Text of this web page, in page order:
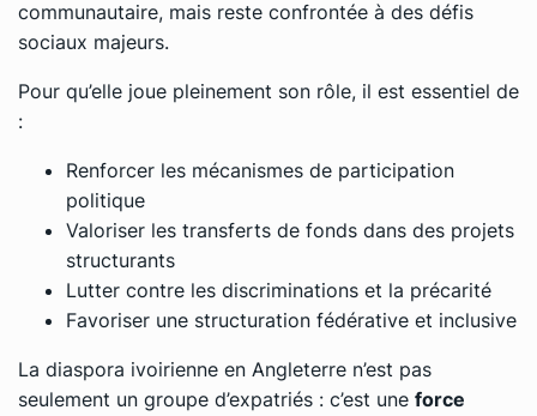
communautaire, mais reste confrontée à des défis
sociaux majeurs.
Pour qu’elle joue pleinement son rôle, il est essentiel de
:
Renforcer les mécanismes de participation
politique
Valoriser les transferts de fonds dans des projets
structurants
Lutter contre les discriminations et la précarité
Favoriser une structuration fédérative et inclusive
La diaspora ivoirienne en Angleterre n’est pas
seulement un groupe d’expatriés : c’est une force